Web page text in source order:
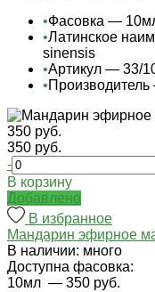
•Фасовка —
•Латинское
sinensis
•Артикул — 33/
•
350 руб.
350 руб.
-
В корзину
Добавлено
В избранное
Мандарин эфирное
В наличии: много
Доступна фасовка:
10мл — 350 руб.